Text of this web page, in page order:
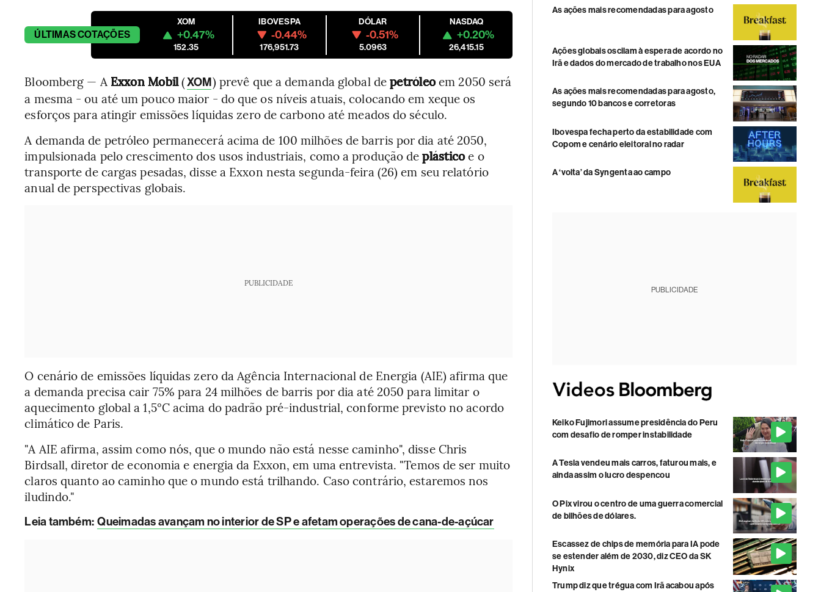
ÚLTIMASCOTAÇÕES
XOM
+0.47%
152.35
IBOVESPA
-0.44%
176,951.73
DÓLAR
-0.51%
5.0963
NASDAQ
+0.20%
26,415.15
Bloomberg — A Exxon Mobil(XOM) prevê que a demanda global depetróleoem 2050 será
a mesma - ou até um pouco maior - do que os níveis atuais, colocando em xeque os
esforços para atingir emissões líquidas zero de carbono até meados do século.
A demanda de petróleo permanecerá acima de 100 milhões de barris por dia até 2050,
impulsionada pelo crescimento dos usos industriais, como a produção deplásticoe o
transporte de cargas pesadas, disse a Exxon nesta segunda-feira (26) em seu relatório
anual de perspectivas globais.
PUBLICIDADE
O cenário de emissões líquidas zero da Agência Internacional de Energia (AIE) afirma que
a demanda precisa cair 75% para 24 milhões de barris por dia até 2050 para limitar o
aquecimento global a 1,5°C acima do padrão pré-industrial, conforme previsto no acordo
climático de Paris.
"A AIE afirma, assim como nós, que o mundo não está nesse caminho", disse Chris
Birdsall, diretor de economia e energia da Exxon, em uma entrevista. "Temos de ser muito
claros quanto ao caminho que o mundo está trilhando. Caso contrário, estaremos nos
iludindo."
Leia também: Queimadas avançam no interior de SP e afetam operações de cana-de-açúcar
As ações mais recomendadas para agosto
Ações globais oscilam à espera de acordo no
Irã e dados do mercado de trabalho nos EUA
As ações mais recomendadas para agosto,
segundo 10 bancos e corretoras
Ibovespa fecha perto da estabilidade com
Copom e cenário eleitoral no radar
A ‘volta’ da Syngenta ao campo
PUBLICIDADE
Keiko Fujimori assume presidência do Peru
com desafio de romper instabilidade
A Tesla vendeu mais carros, faturou mais, e
ainda assim o lucro despencou
O Pix virou o centro de uma guerra comercial
de bilhões de dólares.
Escassez de chips de memória para IA pode
se estender além de 2030, diz CEO da SK
Hynix
Trump diz que trégua com Irã acabou após